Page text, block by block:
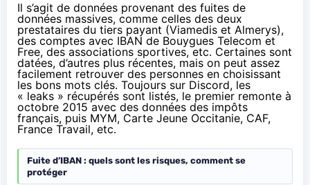
Il s’agit de données provenant des fuites de
données massives, comme celles des deux
prestataires du tiers payant (Viamedis et Almerys),
des comptes avec IBAN de Bouygues Telecom et
Free, des associations sportives, etc. Certaines sont
datées, d’autres plus récentes, mais on peut assez
facilement retrouver des personnes en choisissant
les bons mots clés. Toujours sur Discord, les
« leaks » récupérés sont listés, le premier remonte à
octobre 2015 avec des données des impôts
français, puis MYM, Carte Jeune Occitanie, CAF,
France Travail, etc.
Fuite d’IBAN : quels sont les risques, comment se
protéger